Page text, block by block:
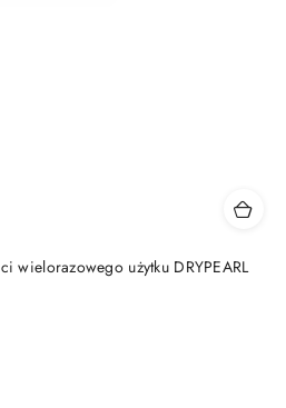
wielorazowego użytku DRYPEARL